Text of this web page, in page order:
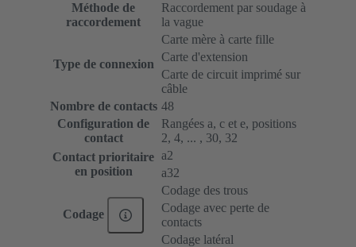
Méthode de
raccordement
Raccordement par soudage à
la vague
Type de connexion
Carte mère à carte fille
Carte d'extension
Carte de circuit imprimé sur
câble
Nombre de contacts 48
Configuration de
contact
Rangées a, c et e, positions
2, 4, ... , 30, 32
Contact prioritaire
en position
a2
a32
Codage
Codage des trous
Codage avec perte de
contacts
Codage latéral